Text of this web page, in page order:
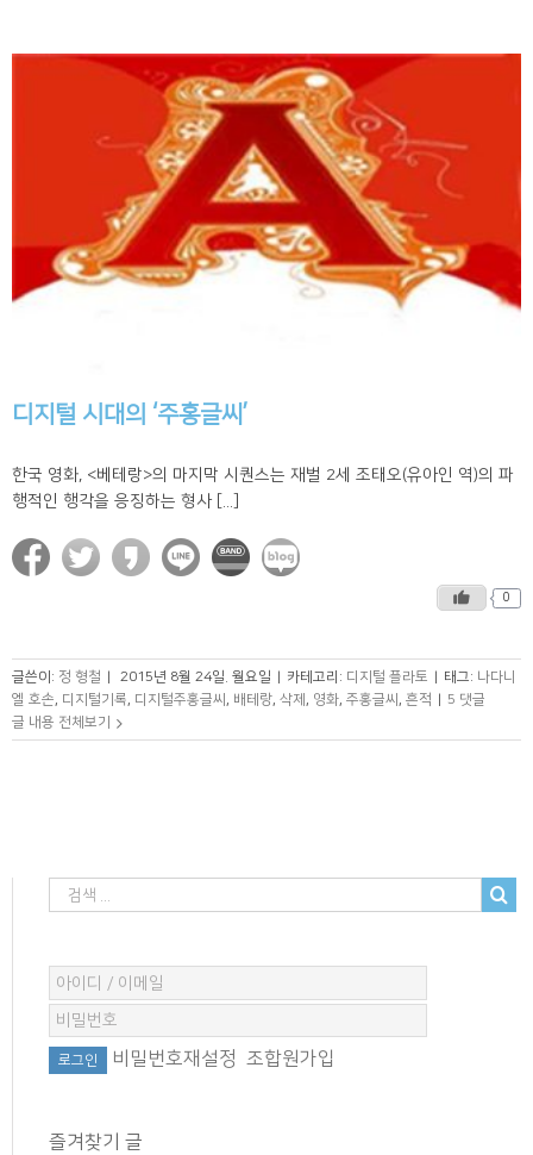
디지털 시대의 ‘주홍글씨’
한국 영화, <베테랑>의 마지막 시퀀스는 재벌 2세 조태오(유아인 역)의 파
행적인 행각을 응징하는 형사 [...]
0
글쓴이: 정 형철 2015년 8월 24일. 월요일 카테고리: 디지털 플라토 태그: 나다니
엘 호손, 디지털기록, 디지털주홍글씨 , 배테랑, 삭제 , 영화, 주홍글씨 , 흔적
5 댓글
글 내용 전체보기
비밀번호재설정 조합원가입
즐겨찾기 글